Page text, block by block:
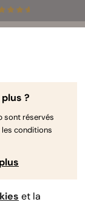
pour les
?
sont réservés
les conditions
et la